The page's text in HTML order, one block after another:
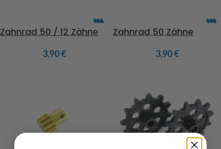
Zahnrad 50 / 12 Zähne
3,90€
Zahnrad 50 Zähne
3,90€